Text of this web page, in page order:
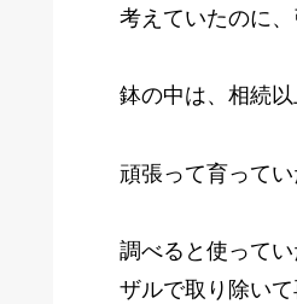
考えていたのに
鉢の中は、相続以
頑張って育ってい
調べると使って
ザルで取り除い